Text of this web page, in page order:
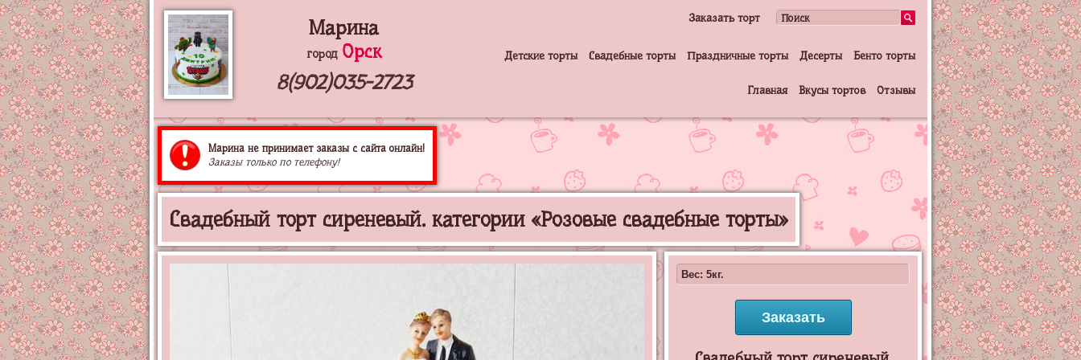
Марина
город Орск
8(902)035-2723
Заказать торт
Детские торты Свадебные торты Праздничные торты Десерты Бенто торты
Главная Вкусы тортов Отзывы
Марина не принимает заказы с сайта онлайн!
Заказы только по телефону!
Свадебный торт сиреневый. категории «Розовые свадебные торты»
Вес: 5кг.
Заказать